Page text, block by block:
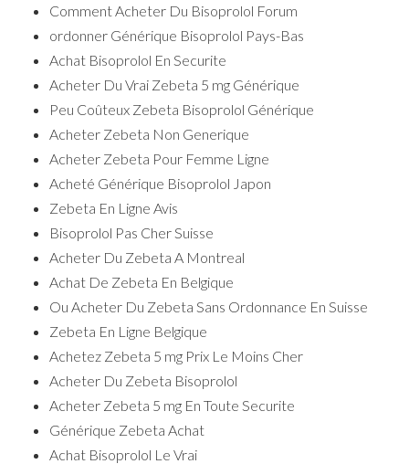
Comment Acheter Du Bisoprolol Forum
ordonner Générique Bisoprolol Pays-Bas
Achat Bisoprolol En Securite
Acheter Du Vrai Zebeta 5 mg Générique
Peu Coûteux Zebeta Bisoprolol Générique
Acheter Zebeta Non Generique
Acheter Zebeta Pour Femme Ligne
Acheté Générique Bisoprolol Japon
Zebeta En Ligne Avis
Bisoprolol Pas Cher Suisse
Acheter Du Zebeta A Montreal
Achat De Zebeta En Belgique
Ou Acheter Du Zebeta Sans Ordonnance En Suisse
Zebeta En Ligne Belgique
Achetez Zebeta 5 mg Prix Le Moins Cher
Acheter Du Zebeta Bisoprolol
Acheter Zebeta 5 mg En Toute Securite
Générique Zebeta Achat
Achat Bisoprolol Le Vrai